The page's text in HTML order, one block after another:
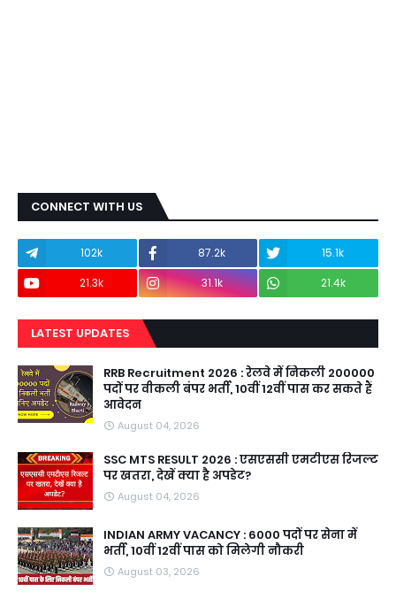
CONNECT WITH US
102k 87.2k
15.1k
21.3k
31.1k 21.4k
LATEST UPDATES
RRB Recruitment 2026 : रेलवे में निकली 200000
पदों पर वीकली बंपर भर्ती, 10वीं 12वीं पास कर सकते हैं
आवेदन
August 04, 2026
SSC MTS RESULT 2026 : एसएससी एमटीएस रिजल्ट
पर खतरा, देखें क्या है अपडेट?
August 04, 2026
INDIAN ARMY VACANCY : 6000 पदों पर सेना में
भर्ती, 10वीं 12वीं पास को मिलेगी नौकरी
August 03, 2026